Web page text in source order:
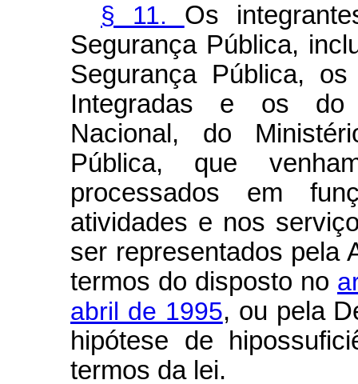
§ 11. Os
Segurança Pública,
Segurança Pública,
Integradas e os do
Nacional, do
Pública, que
processados em
atividades e nos
ser representados pela
termos do disposto no
abril de 1995, ou pela
hipótese de
termos da lei.